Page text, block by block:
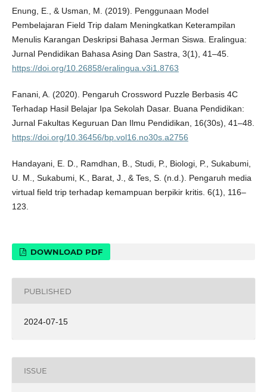
Enung, E., & Usman, M. (2019). Penggunaan Model
Pembelajaran Field Trip dalam Meningkatkan Keterampilan
Menulis Karangan Deskripsi Bahasa Jerman Siswa. Eralingua:
Jurnal Pendidikan Bahasa Asing Dan Sastra, 3(1), 41–45.
https://doi.org/10.26858/eralingua.v3i1.8763
Fanani, A. (2020). Pengaruh Crossword Puzzle Berbasis 4C
Terhadap Hasil Belajar Ipa Sekolah Dasar. Buana Pendidikan:
Jurnal Fakultas Keguruan Dan Ilmu Pendidikan, 16(30s), 41–48.
https://doi.org/10.36456/bp.vol16.no30s.a2756
Handayani, E. D., Ramdhan, B., Studi, P., Biologi, P., Sukabumi,
U. M., Sukabumi, K., Barat, J., & Tes, S. (n.d.). Pengaruh media
virtual field trip terhadap kemampuan berpikir kritis. 6(1), 116–
123.
DOWNLOAD PDF
PUBLISHED
2024-07-15
ISSUE